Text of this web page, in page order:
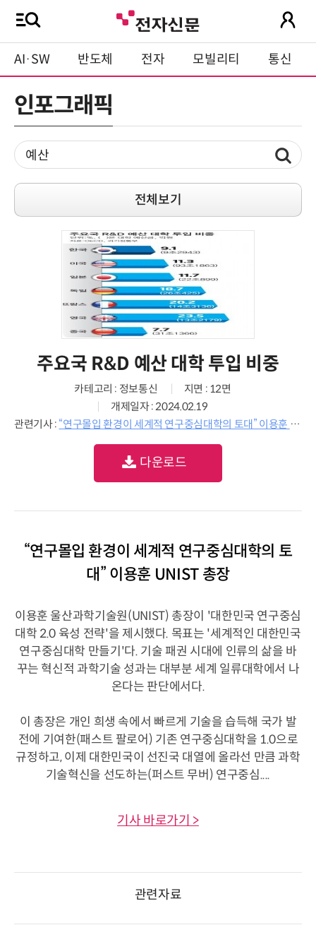
AI·SW 반도체 전자 모빌리티 통신
인포그래픽
전체보기
주요국 R&D 예산 대학 투입 비중
카테고리 : 정보통신
지면 : 12면
개제일자 : 2024.02.19
관련기사 : “연구몰입 환경이 세계적 연구중심대학의 토대” 이용훈 UNIST 총장
다운로드
“연구몰입 환경이 세계적 연구중심대학의 토
대” 이용훈 UNIST 총장
이용훈 울산과학기술원(UNIST) 총장이 '대한민국 연구중심
대학 2.0 육성 전략'을 제시했다. 목표는 '세계적인 대한민국
연구중심대학 만들기'다. 기술 패권 시대에 인류의 삶을 바
꾸는 혁신적 과학기술 성과는 대부분 세계 일류대학에서 나
온다는 판단에서다.
이 총장은 개인 희생 속에서 빠르게 기술을 습득해 국가 발
전에 기여한(패스트 팔로어) 기존 연구중심대학을 1.0으로
규정하고, 이제 대한민국이 선진국 대열에 올라선 만큼 과학
기술혁신을 선도하는(퍼스트 무버) 연구중심....
기사 바로가기 >
관련자료